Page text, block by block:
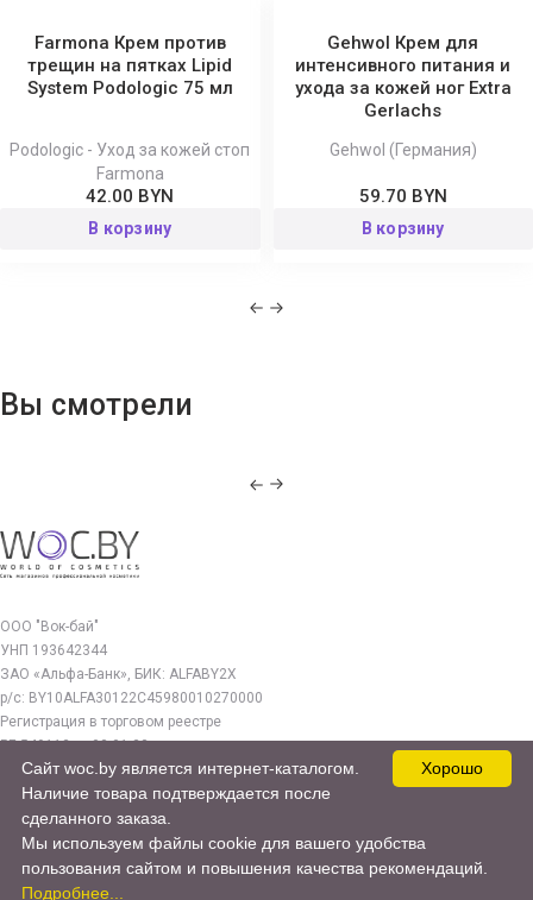
Methylparaben, Ethylparaben, Caprylyl Glycol, Parfum (Fragrance),
Sodium Benzoate, Potassium Sorbate, Citronellol, Hexyl Cinnamal,
Farmona Крем против
трещин на пятках Lipid
System Podologic 75 мл
Podologic - Уход за кожей стоп
Farmona
42.00 BYN
В корзину
Gehwol Крем для
интенсивного питания и
ухода за кожей ног Extra
Gerlachs
Gehwol (Германия)
59.70 BYN
В корзину
Вы смотрели
ООО "Вок-бай"
УНП 193642344
ЗАО «Альфа-Банк», БИК: ALFABY2X
р/с: BY10ALFA30122C45980010270000
Регистрация в торговом реестре
РБ 549112 от 03.01.23г.
Юр. адрес:
220140, г. Минск, ул. Бурдейного 22, оф.212
woc.by@yandex.by
© 2017—2026 WOC.BY
Хорошо
Сайт woc.by является интернет-каталогом.
Наличие товара подтверждается после
сделанного заказа.
Мы используем файлы cookie для вашего удобства
пользования сайтом и повышения качества рекомендаций.
Подробнее...